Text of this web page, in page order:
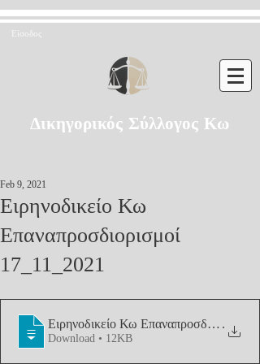
Είσοδος
Δικηγορικός Σύλλογος Κω
Ειρηνοδικείο Κω
Επαναπροσδιορισμοί
17_11_2021
Feb 9, 2021
Ειρηνοδικείο Κω Επαναπροσδιορισμοί
.
Download • 12KB